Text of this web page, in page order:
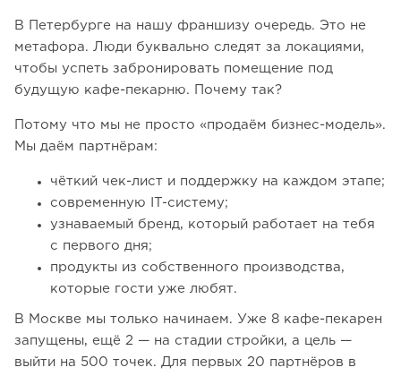
В Петербурге на нашу франшизу очередь. Это не
метафора. Люди буквально следят за локациями,
чтобы успеть забронировать помещение под
будущую кафе-пекарню. Почему так?
Потому что мы не просто «продаём бизнес-модель».
Мы даём партнёрам:
чёткий чек-лист и поддержку на каждом этапе;
современную IT-систему;
узнаваемый бренд, который работает на тебя
с первого дня;
продукты из собственного производства,
которые гости уже любят.
В Москве мы только начинаем. Уже 8 кафе-пекарен
запущены, ещё 2 — на стадии стройки, а цель —
выйти на 500 точек. Для первых 20 партнёров в